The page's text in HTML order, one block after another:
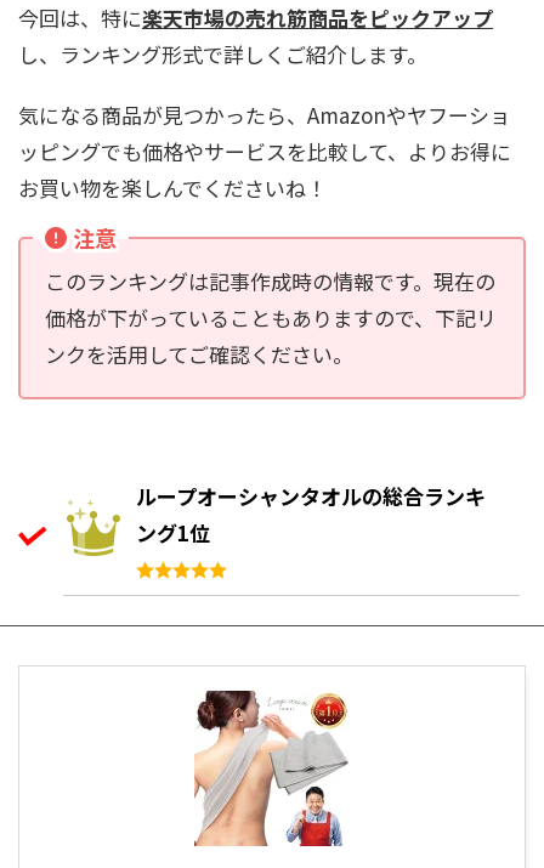
今回は、特に楽天市場の売れ筋商品をピックアップ
し、ランキング形式で詳しくご紹介します。
気になる商品が見つかったら、Amazonやヤフーショ
ッピングでも価格やサービスを比較して、よりお得に
お買い物を楽しんでくださいね！
注意
このランキングは記事作成時の情報です。現在の
価格が下がっていることもありますので、下記リ
ンクを活用してご確認ください。
ループオーシャンタオルの総合ランキ
ング1位